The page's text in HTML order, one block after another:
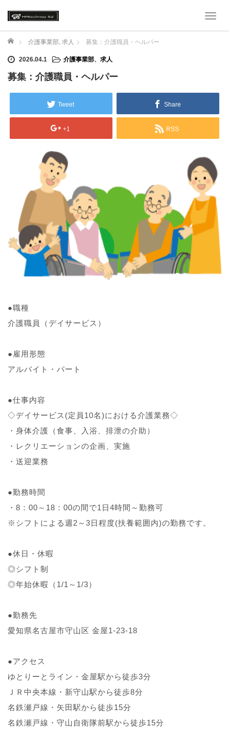
T
a
i
i
o
n
ホーム 介護事業部, 求人 募集：介護職員・ヘルパー
2026.04.1 介護事業部、 求人
募集：介護職員・ヘルパー
Tweet Share
+1 RSS
●職種
介護職員（デイサービス）
●雇用形態
アルバイト・パート
●仕事内容
◇デイサービス(定員10名)における介護業務◇
・身体介護（食事、入浴、排泄の介助）
・レクリエーションの企画、実施
・送迎業務
●勤務時間
・8：00～18：00の間で1日4時間～勤務可
※シフトによる週2～3日程度(扶養範囲内)の勤務です。
●休日・休暇
◎シフト制
◎年始休暇（1/1～1/3）
●勤務先
愛知県名古屋市守山区 金屋1-23-18
●アクセス
ゆとりーとライン・金屋駅から徒歩3分
ＪＲ中央本線・新守山駅から徒歩8分
名鉄瀬戸線・矢田駅から徒歩15分
名鉄瀬戸線・守山自衛隊前駅から徒歩15分